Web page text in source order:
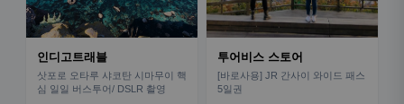
인디고트래블
삿포로 오타루 샤코탄 시마무이 핵
심 일일 버스투어/ DSLR 촬영
투어비스 스토어
[바로사용] JR 간사이 와이드 패스
5일권